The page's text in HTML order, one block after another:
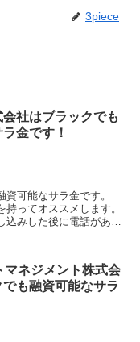
3piece
社はブラックでも
金です！
可能なサラ金です。
ってオススメします。
込みした後に電話があ
マネジメント株式会
も融資可能なサラ